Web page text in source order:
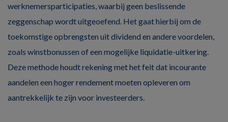
werknemersparticipaties, waarbij geen beslissende
zeggenschap wordt uitgeoefend. Het gaat hierbij om de
toekomstige opbrengsten uit dividend en andere voordelen,
zoals winstbonussen of een mogelijke liquidatie-uitkering.
Deze methode houdt rekening met het feit dat incourante
aandelen een hoger rendement moeten opleveren om
aantrekkelijk te zijn voor investeerders.